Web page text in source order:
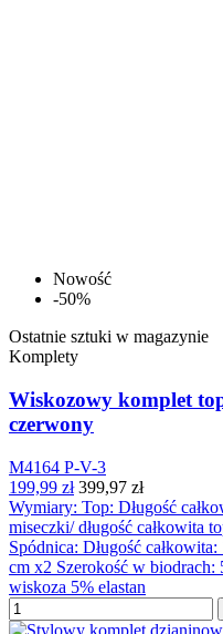
Nowość
-50%
Ostatnie sztuki w magazynie
Komplety
Wiskozowy komplet
czerwony
M4164 P-V-3
199,99 zł 399,97 zł
Wymiary: Top: Długość
miseczki/ długość całkowita
Spódnica: Długość
cm x2 Szerokość w biodrach:
wiskoza 5% elastan